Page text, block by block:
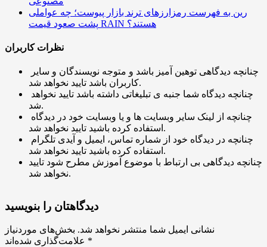
رین به فهرست رمزارزهای ترند بازار پیوست؛ چه عواملی
پشت صعود قیمت RAIN هستند؟
نظرات کاربران
کاربران باشد تایید نخواهد شد.
شد.
استفاده کرده باشید تایید نخواهد شد.
استفاده کرده باشید تایید نخواهد شد.
چنانچه دیدگاهی بی ارتباط با موضوع آموزش مطرح شود تایید
نخواهد شد.
دیدگاهتان را بنویسید
نشانی ایمیل شما منتشر نخواهد شد. بخش‌های موردنیاز
*